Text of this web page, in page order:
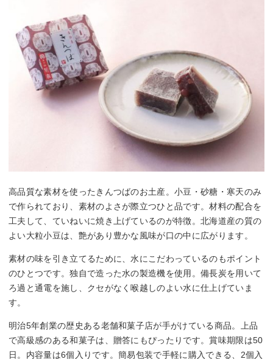
高品質な素材を使ったきんつばのお土産。小豆・砂糖・寒天のみ
で作られており、素材のよさが際立つひと品です。材料の配合を
工夫して、ていねいに焼き上げているのが特徴。北海道産の質の
よい大粒小豆は、艶があり豊かな風味が口の中に広がります。
素材の味を引き立てるために、水にこだわっているのもポイント
のひとつです。独自で造った水の製造機を使用。備長炭を用いて
ろ過と通電を施し、クセがなく喉越しのよい水に仕上げていま
す。
明治5年創業の歴史ある老舗和菓子店が手がけている商品。上品
で高級感のある和菓子は、贈答にもぴったりです。賞味期限は50
日。内容量は6個入りです。簡易包装で手軽に購入できる、2個入